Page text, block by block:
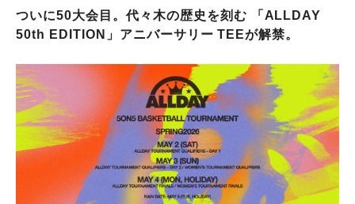
ついに50大会目。代々木の歴史を刻む 「ALLDAY
50th EDITION」アニバーサリー TEEが解禁。